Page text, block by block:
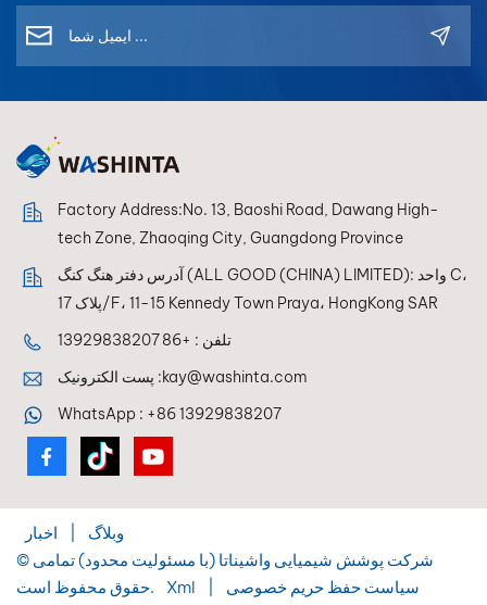
Factory Address:No. 13, Baoshi Road, Dawang High-
tech Zone, Zhaoqing City, Guangdong Province
آدرس دفتر هنگ کنگ (ALL GOOD (CHINA) LIMITED): واحد C،
پلاک 17/F، 11-15 Kennedy Town Praya، HongKong SAR
تلفن : +86 13929838207
پست الکترونیک :kay@washinta.com
WhatsApp : +86 13929838207
وبلاگ
اخبار
© شرکت پوشش شیمیایی واشیناتا (با مسئولیت محدود) تمامی
حقوق محفوظ است.
Xml
سیاست حفظ حریم خصوصی